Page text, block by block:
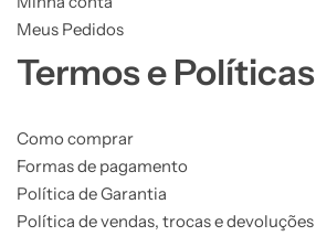
Meus Pedidos
Termos e Políticas
Como comprar
Formas de pagamento
Política de Garantia
Política de vendas, trocas e devoluções